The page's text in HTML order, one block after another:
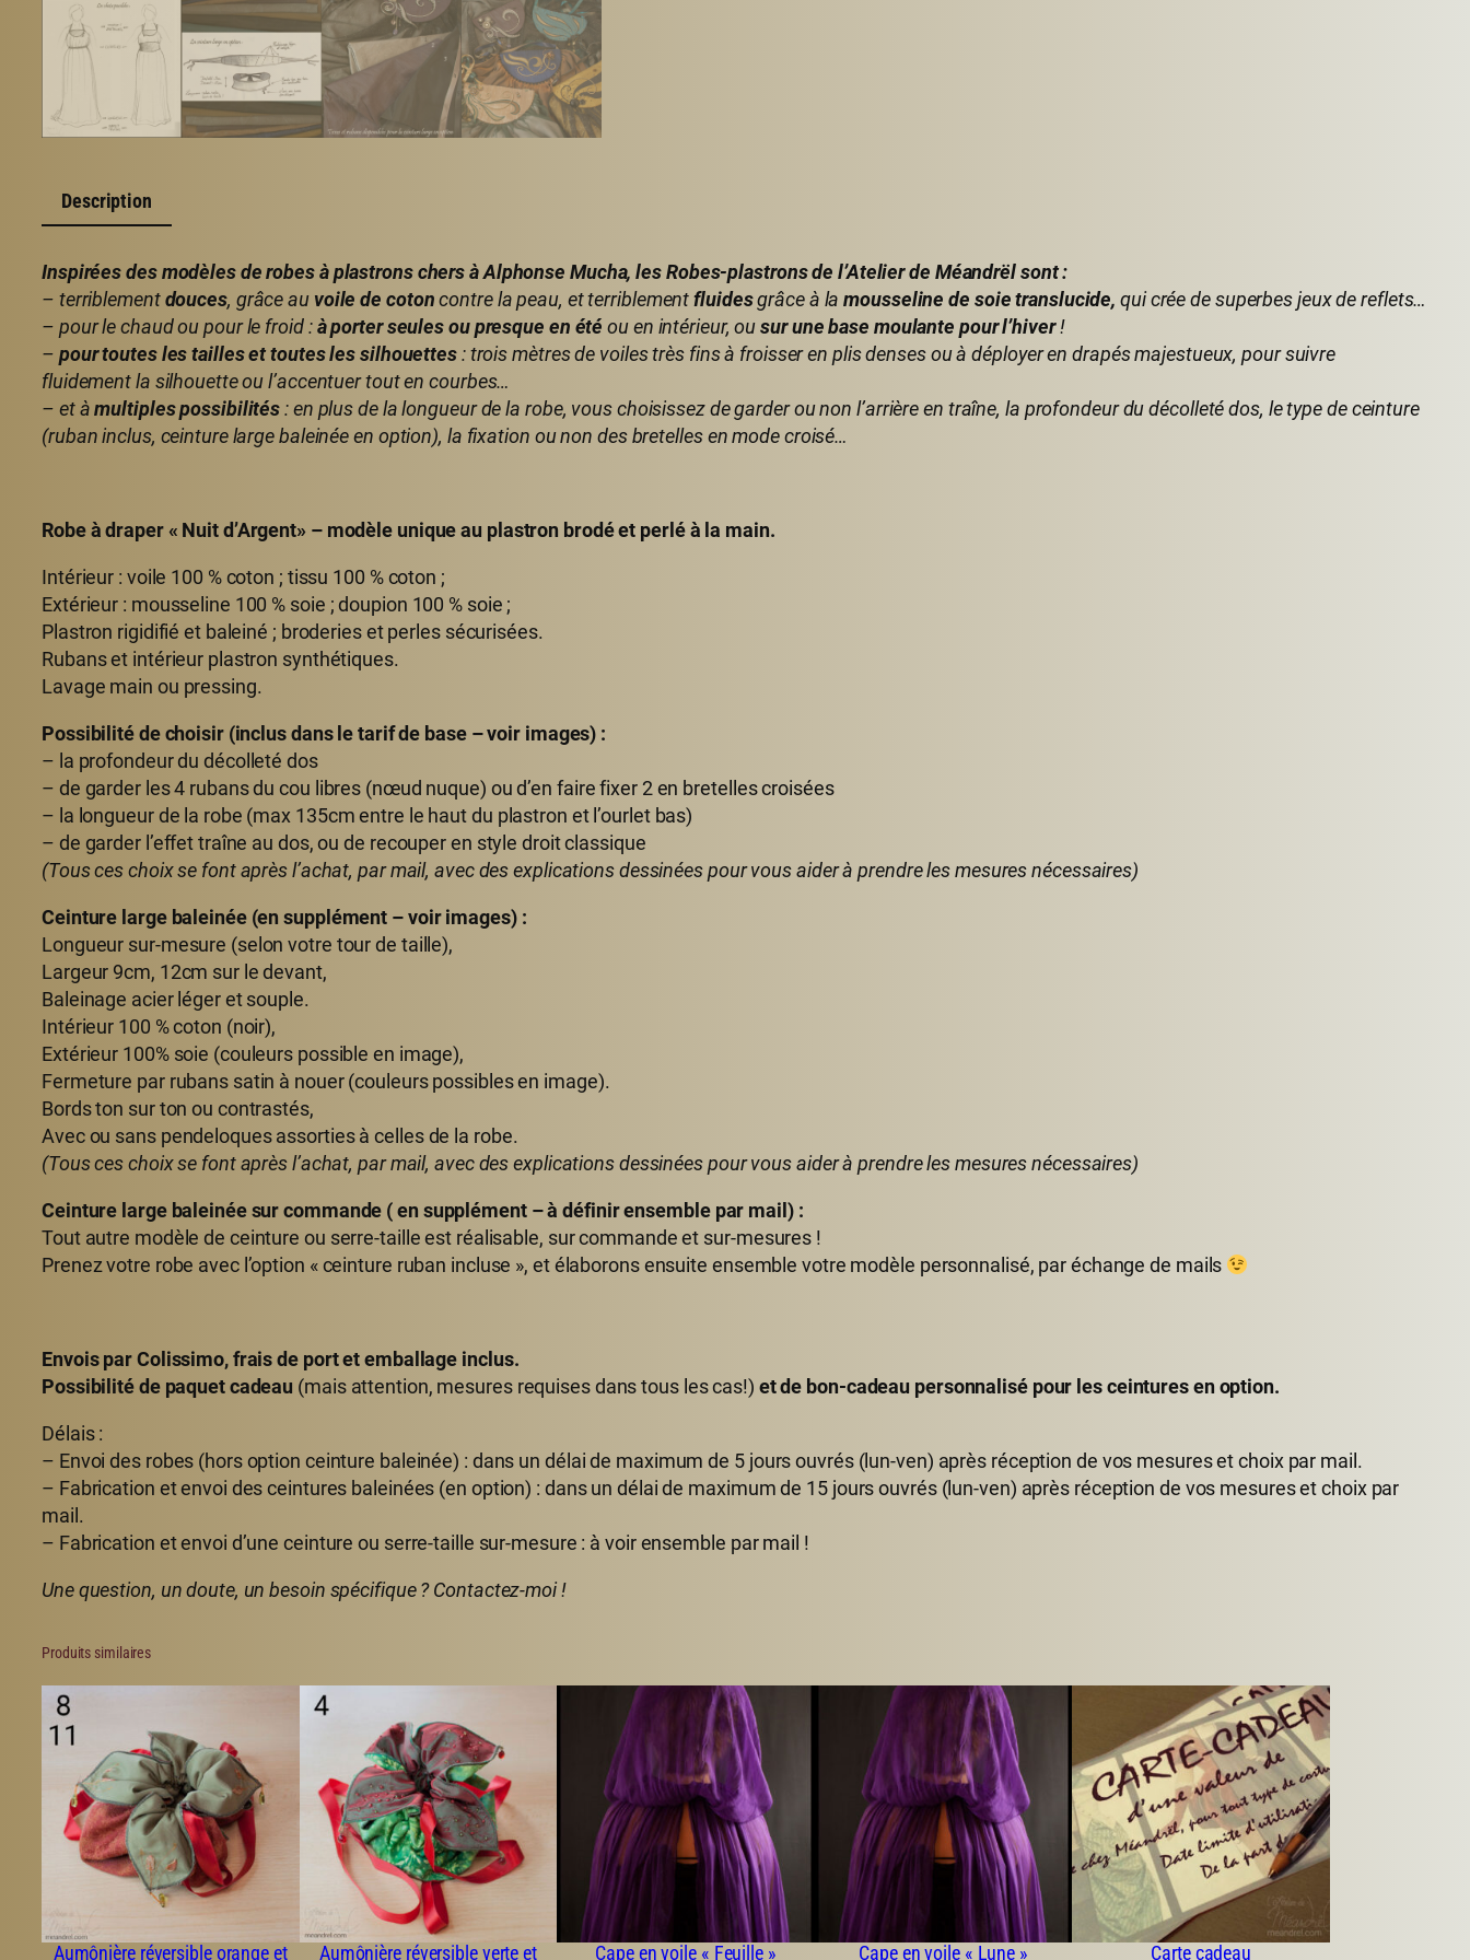
Description
Inspirées des modèles de robes à plastrons chers à Alphonse Mucha, les Robes-plastrons de l’Atelier de Méandrël sont :
– terriblementdouces, grâce auvoile de cotoncontre la peau, et terriblementfluidesgrâce à lamousseline de soie translucide, qui crée de superbes jeux de reflets…
– pour le chaud ou pour le froid :à porter seules ou presque en été ou en intérieur, ousur une base moulante pour l’hiver!
– pour toutes les tailles et toutes les silhouettes: trois mètres de voiles très fins à froisser en plis denses ou à déployer en drapés majestueux, pour suivre
fluidement la silhouette ou l’accentuer tout en courbes…
– et àmultiples possibilités: en plus de la longueur de la robe, vous choisissez de garder ou non l’arrière en traîne, la profondeur du décolleté dos, le type de ceinture
(ruban inclus, ceinture large baleinée en option), la fixation ou non des bretelles en mode croisé…
Robe à draper « Nuit d’Argent» – modèle unique au plastron brodé et perlé à la main.
Intérieur : voile 100 % coton ; tissu 100 % coton ;
Extérieur : mousseline 100 % soie ; doupion 100 % soie ;
Plastron rigidifié et baleiné ; broderies et perles sécurisées.
Rubans et intérieur plastron synthétiques.
Lavage main ou pressing.
Possibilité de choisir (inclus dans le tarif de base – voir images) :
– la profondeur du décolleté dos
– de garder les 4 rubans du cou libres (nœud nuque) ou d’en faire fixer 2 en bretelles croisées
– la longueur de la robe (max 135cm entre le haut du plastron et l’ourlet bas)
– de garder l’effet traîne au dos, ou de recouper en style droit classique
(Tous ces choix se font après l’achat, par mail, avec des explications dessinées pour vous aider à prendre les mesures nécessaires)
Ceinture large baleinée (en supplément – voir images) :
Longueur sur-mesure (selon votre tour de taille),
Largeur 9cm, 12cm sur le devant,
Baleinage acier léger et souple.
Intérieur 100 % coton (noir),
Extérieur 100% soie (couleurs possible en image),
Fermeture par rubans satin à nouer (couleurs possibles en image).
Bords ton sur ton ou contrastés,
Avec ou sans pendeloques assorties à celles de la robe.
(Tous ces choix se font après l’achat, par mail, avec des explications dessinées pour vous aider à prendre les mesures nécessaires)
Ceinture large baleinée sur commande ( en supplément – à définir ensemble par mail) :
Tout autre modèle de ceinture ou serre-taille est réalisable, sur commande et sur-mesures !
Prenez votre robe avec l’option « ceinture ruban incluse », et élaborons ensuite ensemble votre modèle personnalisé, par échange de mails
Envois par Colissimo, frais de port et emballage inclus.
Possibilité de paquet cadeau (mais attention, mesures requises dans tous les cas!) et de bon-cadeau personnalisé pour les ceintures en option.
Délais :
– Envoi des robes (hors option ceinture baleinée) : dans un délai de maximum de 5 jours ouvrés (lun-ven) après réception de vos mesures et choix par mail.
– Fabrication et envoi des ceintures baleinées (en option) : dans un délai de maximum de 15 jours ouvrés (lun-ven) après réception de vos mesures et choix par
mail.
– Fabrication et envoi d’une ceinture ou serre-taille sur-mesure : à voir ensemble par mail !
Une question, un doute, un besoin spécifique ? Contactez-moi !
Produits similaires
Aumônière réversible orange et Aumônière réversible verte et Cape en voile « Feuille » Cape en voile « Lune » Carte cadeau